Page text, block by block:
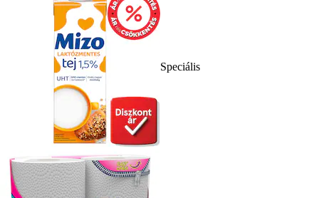
Speciális